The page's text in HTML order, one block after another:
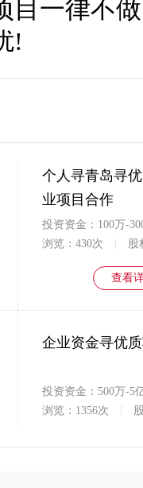
目一律不
!
个人寻青岛寻
业项目合作
投资资金：100万-
浏览：430次
股
查看
企业资金寻优
投资资金：500万-5
浏览：1356次
查看